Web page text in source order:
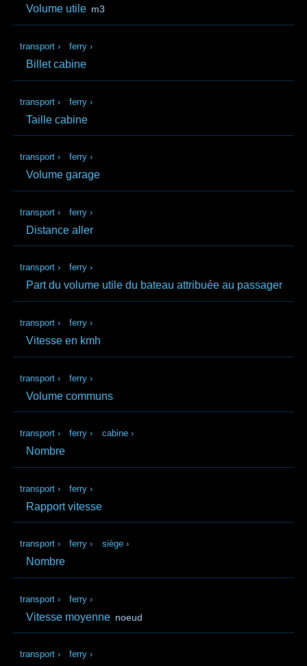
Volume utile m3
transport › ferry ›
Billet cabine
transport › ferry ›
Taille cabine
transport › ferry ›
Volume garage
transport › ferry ›
Distance aller
transport › ferry ›
Part du volume utile du bateau attribuée au passager
transport › ferry ›
Vitesse en kmh
transport › ferry ›
Volume communs
transport › ferry › cabine ›
Nombre
transport › ferry ›
Rapport vitesse
transport › ferry › siège ›
Nombre
transport › ferry ›
Vitesse moyenne noeud
transport › ferry ›